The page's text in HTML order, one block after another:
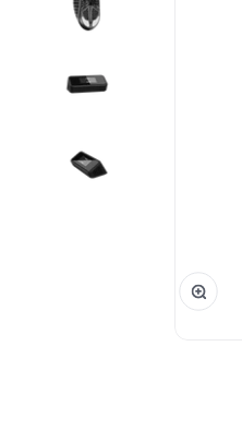
Phóng đại